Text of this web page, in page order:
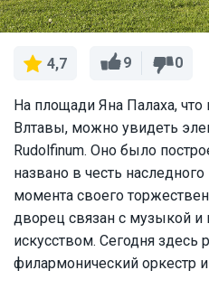
4,7 9 0
На площади Яна Палаха,
Влтавы, можно увидеть
Rudolfinum. Оно было
названо в честь
момента своего
дворец связан с музыкой и
искусством. Сегодня
филармонический оркестр